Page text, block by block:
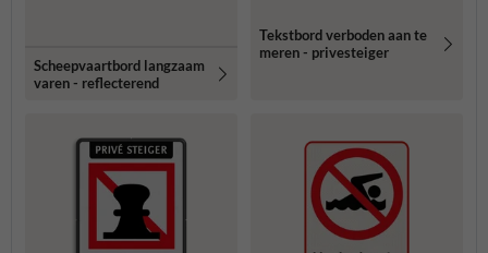
Scheepvaartbord langzaam
varen - reflecterend
Tekstbord verboden aan te
meren - privesteiger